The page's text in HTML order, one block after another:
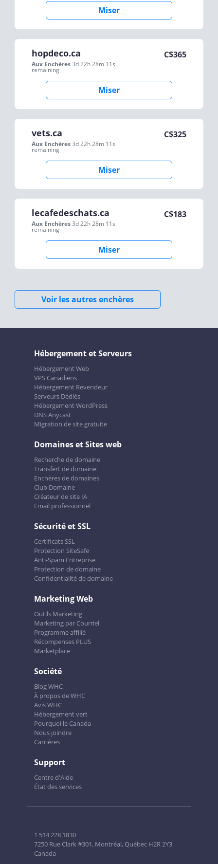
Miser
hopdeco.ca
Aux Enchères3d 22h 28m 11s
remaining
C$365
Miser
vets.ca
Aux Enchères3d 22h 28m 11s
remaining
C$325
Miser
lecafedeschats.ca
Aux Enchères3d 22h 28m 11s
remaining
C$183
Miser
Voir les autres enchères
Hébergement et Serveurs
Hébergement Web
VPS Canadiens
Hébergement Revendeur
Serveurs Dédiés
Hébergement WordPress
DNS Anycast
Migration de site gratuite
Domaines et Sites web
Recherche de domaine
Transfert de domaine
Enchères de domaines
Club Domaine
Créateur de site IA
Email professionnel
Sécurité et SSL
Certificats SSL
Protection SiteSafe
Anti-Spam Entreprise
Protection de domaine
Confidentialité de domaine
Marketing Web
Outils Marketing
Marketing par Courriel
Programme affilié
Récompenses PLUS
Marketplace
Société
Blog WHC
À propos de WHC
Avis WHC
Hébergement vert
Pourquoi le Canada
Nous joindre
Carrières
Support
Centre d'Aide
État des services
1 514 228 1830
7250 Rue Clark #301, Montréal, Québec H2R 2Y3
Canada